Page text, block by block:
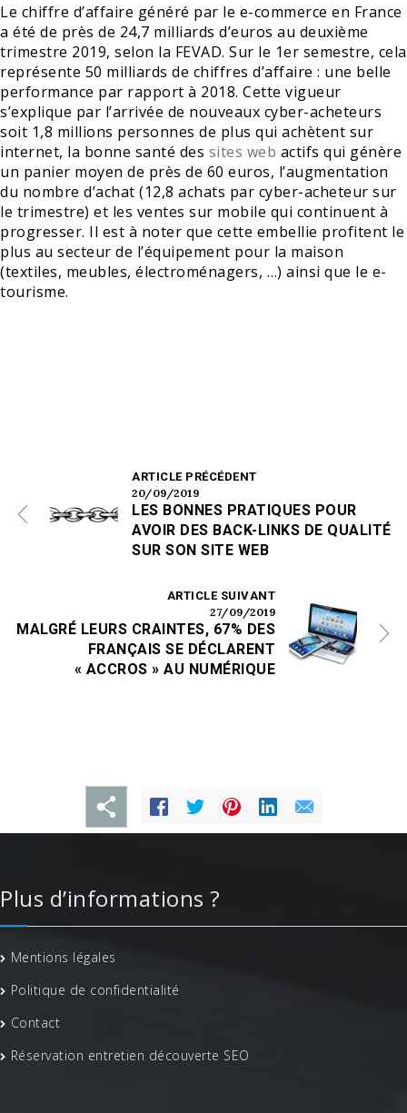
Le chiffre d’affaire généré par le e-commerce en France
a été de près de 24,7 milliards d’euros au deuxième
trimestre 2019, selon la FEVAD. Sur le 1er semestre, cela
représente 50 milliards de chiffres d’affaire : une belle
performance par rapport à 2018. Cette vigueur
s’explique par l’arrivée de nouveaux cyber-acheteurs
soit 1,8 millions personnes de plus qui achètent sur
internet, la bonne santé des sites web actifs qui génère
un panier moyen de près de 60 euros, l’augmentation
du nombre d’achat (12,8 achats par cyber-acheteur sur
le trimestre) et les ventes sur mobile qui continuent à
progresser. Il est à noter que cette embellie profitent le
plus au secteur de l’équipement pour la maison
(textiles, meubles, électroménagers, …) ainsi que le e-
tourisme.
ARTICLE PRÉCÉDENT
20/09/2019
LES BONNES PRATIQUES POUR
AVOIR DES BACK-LINKS DE QUALITÉ
SUR SON SITE WEB
ARTICLE SUIVANT
27/09/2019
MALGRÉ LEURS CRAINTES, 67% DES
FRANÇAIS SE DÉCLARENT
« ACCROS » AU NUMÉRIQUE
Plus d’informations ?
Mentions légales
Politique de confidentialité
Contact
Réservation entretien découverte SEO